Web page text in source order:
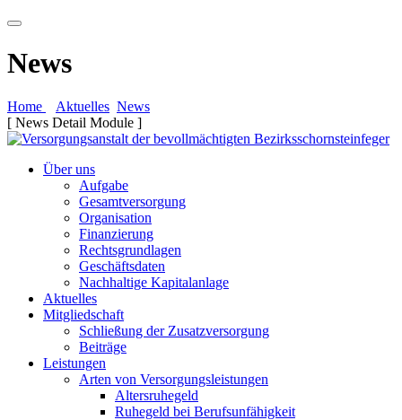
News
Home Aktuelles News
[ News Detail Module ]
Über uns
Aufgabe
Gesamtversorgung
Organisation
Finanzierung
Rechtsgrundlagen
Geschäftsdaten
Nachhaltige Kapitalanlage
Aktuelles
Mitgliedschaft
Schließung der Zusatzversorgung
Beiträge
Leistungen
Arten von Versorgungsleistungen
Altersruhegeld
Ruhegeld bei Berufsunfähigkeit